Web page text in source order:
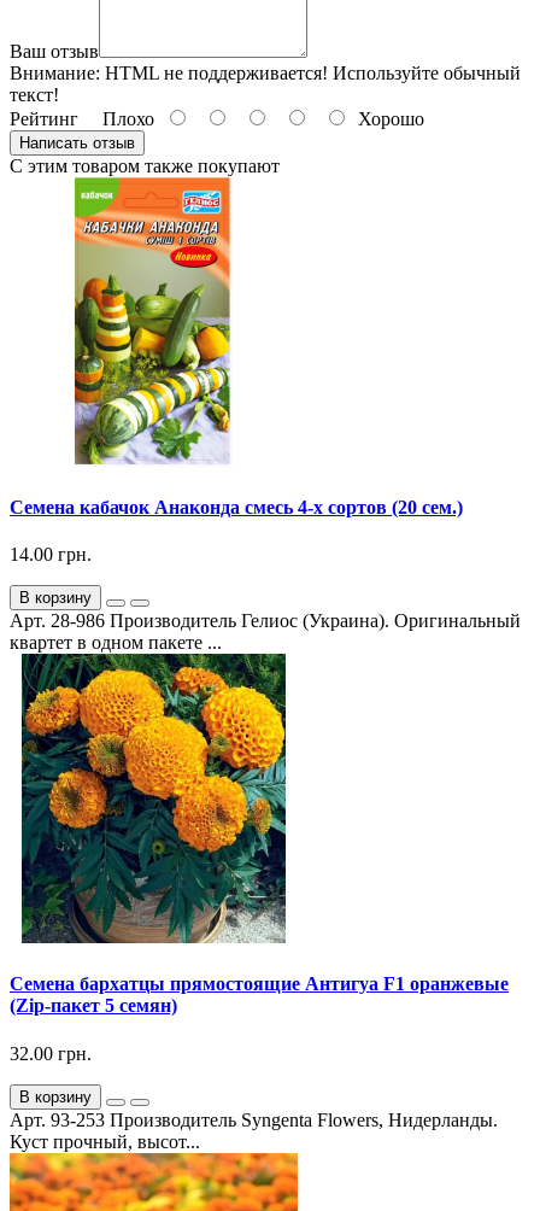
Ваш отзыв
Внимание: HTML не поддерживается! Используйте обычный
текст!
Рейтинг Плохо Хорошо
Написать отзыв
С этим товаром также покупают
Семена кабачок Анаконда смесь 4-х сортов (20 сем.)
14.00 грн.
В корзину
Арт. 28-986 Производитель Гелиос (Украина). Оригинальный
квартет в одном пакете ...
Семена бархатцы прямостоящие Антигуа F1 оранжевые
(Zip-пакет 5 семян)
32.00 грн.
В корзину
Арт. 93-253 Производитель Syngenta Flowers, Нидерланды.
Куст прочный, высот...